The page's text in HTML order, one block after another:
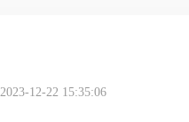
2023-12-22 15:35:06